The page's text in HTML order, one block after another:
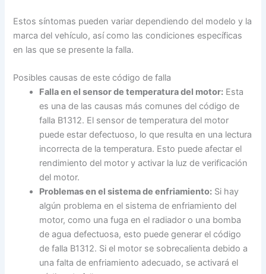
Estos síntomas pueden variar dependiendo del modelo y la
marca del vehículo, así como las condiciones específicas
en las que se presente la falla.
Posibles causas de este código de falla
Falla en el sensor de temperatura del motor: Esta
es una de las causas más comunes del código de
falla B1312. El sensor de temperatura del motor
puede estar defectuoso, lo que resulta en una lectura
incorrecta de la temperatura. Esto puede afectar el
rendimiento del motor y activar la luz de verificación
del motor.
Problemas en el sistema de enfriamiento: Si hay
algún problema en el sistema de enfriamiento del
motor, como una fuga en el radiador o una bomba
de agua defectuosa, esto puede generar el código
de falla B1312. Si el motor se sobrecalienta debido a
una falta de enfriamiento adecuado, se activará el